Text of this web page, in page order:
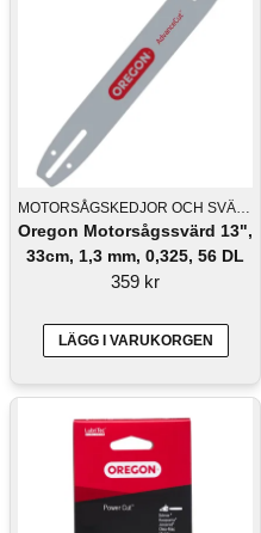
Oregon Motorsågssvärd 13",
33cm, 1,3 mm, 0,325, 56 DL
359 kr
LÄGG I VARUKORGEN